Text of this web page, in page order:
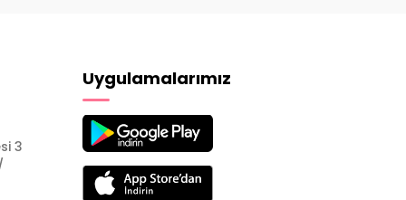
3
Uygulamalarımız